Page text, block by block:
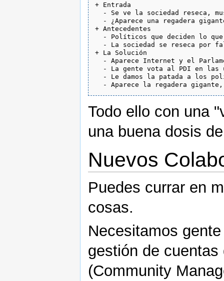
+ Entrada
- Se ve la sociedad reseca,
- ¿Aparece una regadera
+ Antecedentes
- Políticos que deciden lo
- La sociedad se reseca por
+ La Solución
- Aparece Internet y el
- La gente vota al PDI en las
- Le damos la patada a los
Todo ello con una
una buena dosis
Nuevos
Puedes currar en
cosas.
Necesitamos
gestión de
(Community